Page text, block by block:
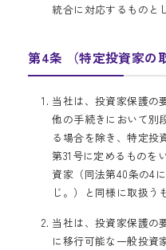
統合に対応するものと
第4条 （特定投資家の
当社は、投資家保護の
他の手続きにおいて別
る場合を除き、特定投
第31号に定めるものを
資家（同法第40条の4
じ。）と同様に取扱う
当社は、投資家保護の
に移行可能な一般投資